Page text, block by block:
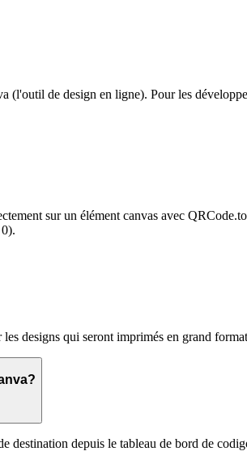
(l'outil de design en ligne). Pour les
sur un élément canvas avec
designs qui seront imprimés en grand
depuis le tableau de bord de